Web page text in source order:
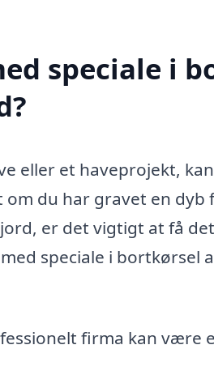
speciale i
eller et haveprojekt,
du har gravet en
er det vigtigt at få
speciale i bortkørsel
firma kan være